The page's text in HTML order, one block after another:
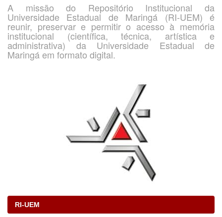
A missão do Repositório Institucional da
Universidade Estadual de Maringá (RI-UEM) é
reunir, preservar e permitir o acesso à memória
institucional (científica, técnica, artística e
administrativa) da Universidade Estadual de
Maringá em formato digital.
RI-UEM